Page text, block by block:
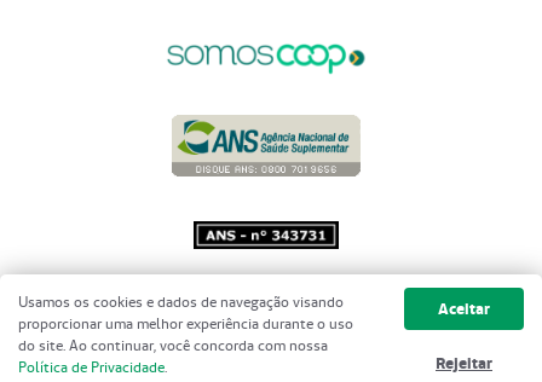
Copyright 2001 - 2026 Unimed do
Brasil - Todos os direitos reservados
Usamos os cookies e dados de navegação visando
proporcionar uma melhor experiência durante o uso
do site. Ao continuar, você concorda com nossa
Política de Privacidade.
Aceitar
Rejeitar